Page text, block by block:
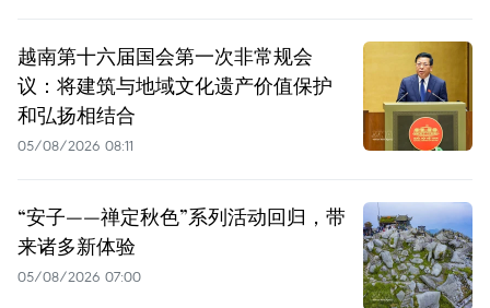
越南第十六届国会第一次非常规会
议：将建筑与地域文化遗产价值保护
和弘扬相结合
05/08/2026 08:11
“安子——禅定秋色”系列活动回归，带
来诸多新体验
05/08/2026 07:00